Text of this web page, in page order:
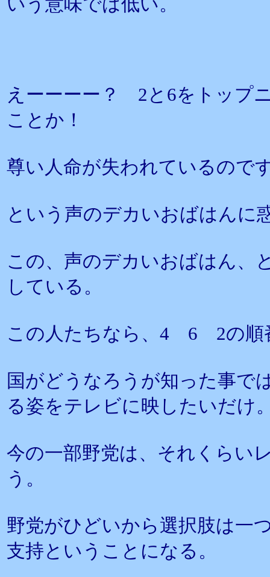
えーーーー？ 2と6をトップ
ことか！
尊い人命が失われているの
という声のデカいおばはんに
この、声のデカいおばはん、
している。
この人たちなら、4 6 2の順
国がどうなろうが知った事で
る姿をテレビに映したいだけ
今の一部野党は、それくらい
う。
野党がひどいから選択肢は一
支持ということになる。